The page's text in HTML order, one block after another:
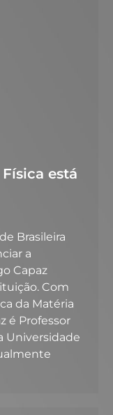
está
Brasileira
a
Capaz
Com
da Matéria
é Professor
Universidade